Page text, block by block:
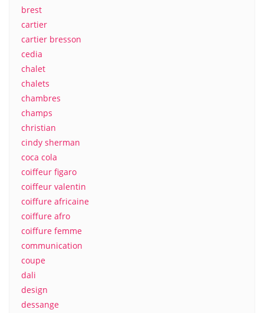
brest
cartier
cartier bresson
cedia
chalet
chalets
chambres
champs
christian
cindy sherman
coca cola
coiffeur figaro
coiffeur valentin
coiffure africaine
coiffure afro
coiffure femme
communication
coupe
dali
design
dessange